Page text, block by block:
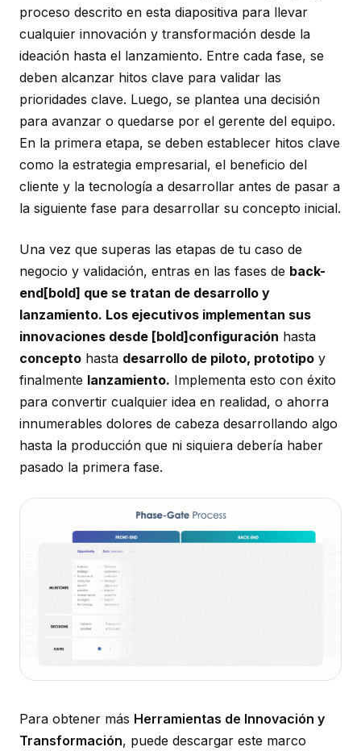
proceso descrito en esta diapositiva para llevar
cualquier innovación y transformación desde la
ideación hasta el lanzamiento. Entre cada fase, se
deben alcanzar hitos clave para validar las
prioridades clave. Luego, se plantea una decisión
para avanzar o quedarse por el gerente del equipo.
En la primera etapa, se deben establecer hitos clave
como la estrategia empresarial, el beneficio del
cliente y la tecnología a desarrollar antes de pasar a
la siguiente fase para desarrollar su concepto inicial.
Una vez que superas las etapas de tu caso de
negocio y validación, entras en las fases de back-
end[bold] que se tratan de desarrollo y
lanzamiento. Los ejecutivos implementan sus
innovaciones desde [bold]configuración hasta
concepto hasta desarrollo de piloto, prototipo y
finalmente lanzamiento. Implementa esto con éxito
para convertir cualquier idea en realidad, o ahorra
innumerables dolores de cabeza desarrollando algo
hasta la producción que ni siquiera debería haber
pasado la primera fase.
Para obtener más Herramientas de Innovación y
Transformación, puede descargar este marco